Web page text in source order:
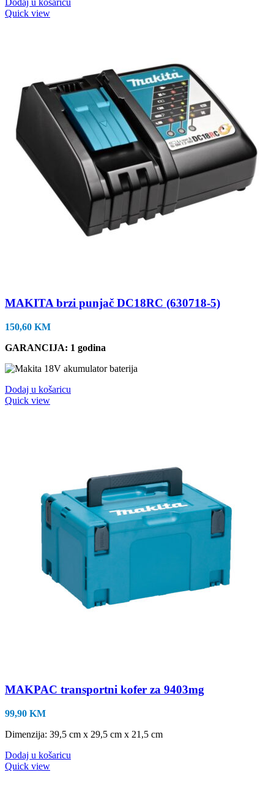
Dodaj u košaricu
Quick view
MAKITA brzi punjač DC18RC (630718-5)
150,60 KM
GARANCIJA: 1 godina
Dodaj u košaricu
Quick view
MAKPAC transportni kofer za 9403mg
99,90 KM
Dimenzija: 39,5 cm x 29,5 cm x 21,5 cm
Dodaj u košaricu
Quick view